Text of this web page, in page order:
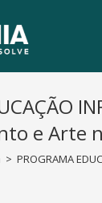
e Arte
> PROGRAMA